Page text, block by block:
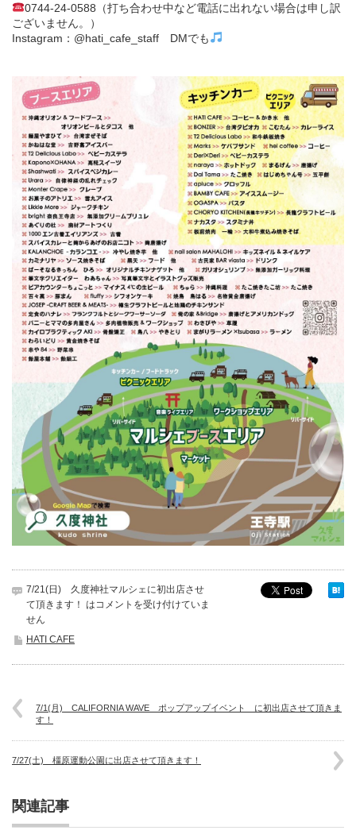
0744-24-0588（打ち合わせ中など電話に出れない場合は申し訳
ございません。）
Instagram：@hati_cafe_staff DMでも
7/21(日) 久度神社マルシェに初出店させ
て頂きます！ はコメントを受け付けていま
せん
HATI CAFE
7/1(月) CALIFORNIA WAVE ポップアップイベント に初出店させて頂きま
す！
7/27(土) 橿原運動公園に出店させて頂きます！
関連記事